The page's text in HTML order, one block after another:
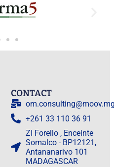
CONTACT
+261 33 110 36 91
ZI Forello , Enceinte
Somalco - BP12121,
Antananarivo 101
MADAGASCAR